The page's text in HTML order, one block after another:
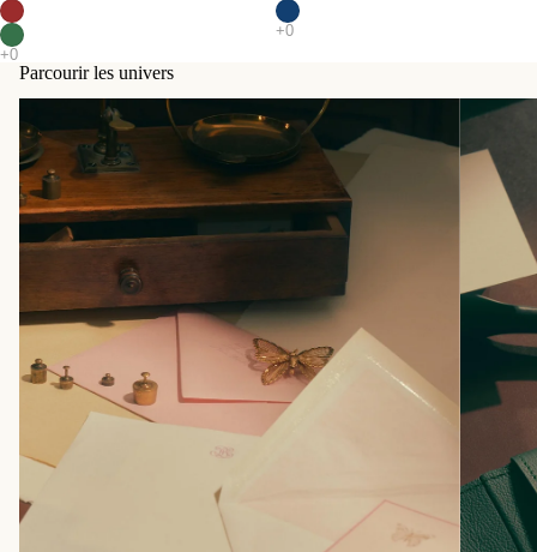
Parcourir les univers